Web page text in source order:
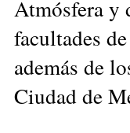
Atmósfera y
facultades
además de
Ciudad de